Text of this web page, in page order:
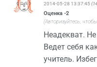
2014-05-28 13:37:45
Оценка -2
(Авторизуйтесь,
Неадекват.
Ведет себя
учитель.